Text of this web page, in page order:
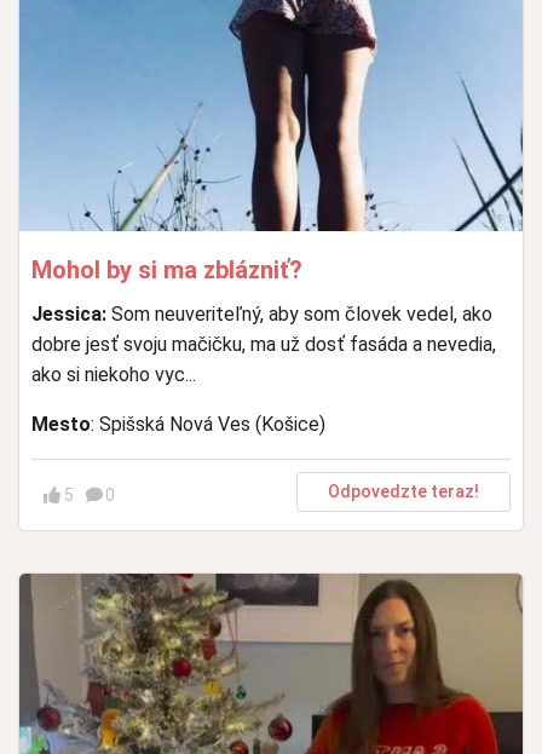
Mohol by si ma zblázniť?
Jessica: Som neuveriteľný, aby som človek vedel, ako
dobre jesť svoju mačičku, ma už dosť fasáda a nevedia,
ako si niekoho vyc...
Mesto: Spišská Nová Ves (Košice)
5 0 Odpovedzte teraz!